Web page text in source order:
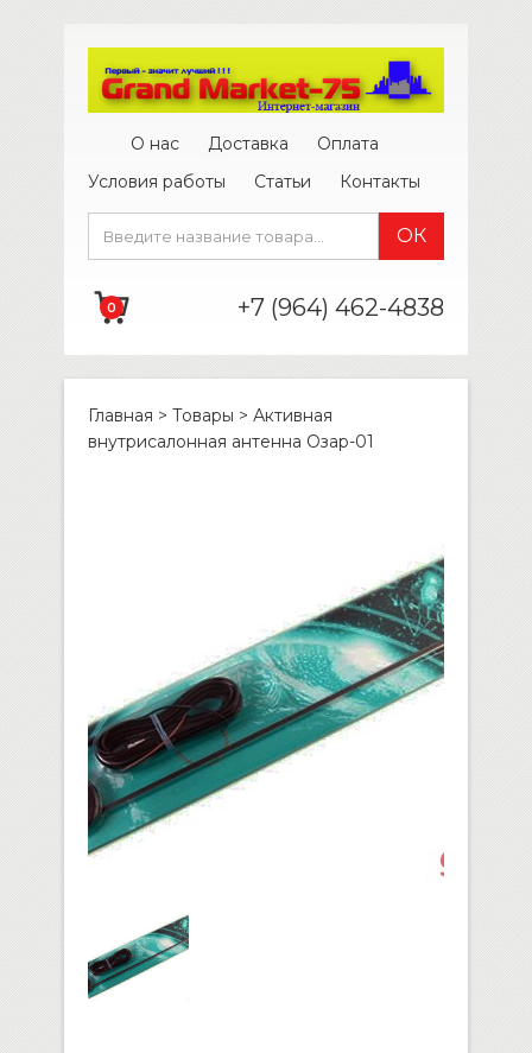
О нас Доставка
Оплата
Условия работы
Статьи Контакты
0 +7 (964) 462-4838
Главная > Товары > Активная
внутрисалонная антенна Озар-01